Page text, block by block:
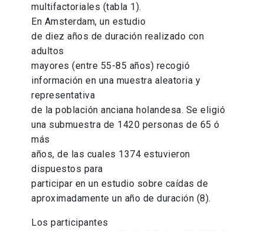
multifactoriales (tabla 1).
En Amsterdam, un estudio
de diez años de duración realizado con
adultos
mayores (entre 55-85 años) recogió
información en una muestra aleatoria y
representativa
de la población anciana holandesa. Se eligió
una submuestra de 1420 personas de 65 ó
más
años, de las cuales 1374 estuvieron
dispuestos para
participar en un estudio sobre caídas de
aproximadamente un año de duración (8).
Los participantes